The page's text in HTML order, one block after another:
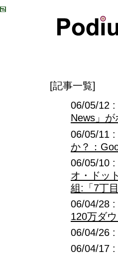
[記事一覧]
06/05/12 :
News」
06/05/11 :
か？：
06/05/10 :
オ・ドッ
組:「7丁
06/04/28 :
120万ダ
06/04/26 :
06/04/17 :